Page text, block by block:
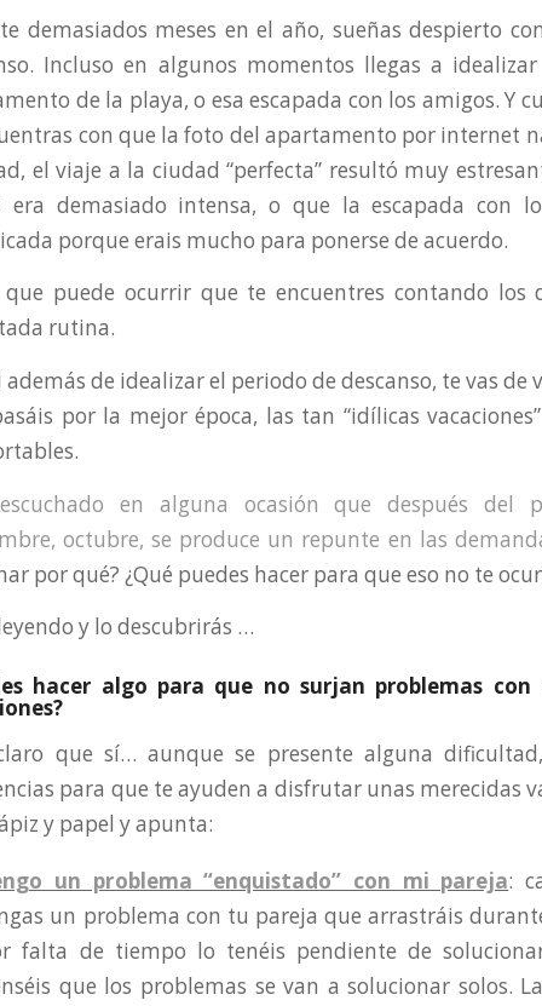
demasiados meses en el año, sueñas despierto
Incluso en algunos momentos llegas a
de la playa, o esa escapada con los amigos. Y
con que la foto del apartamento por internet
el viaje a la ciudad “perfecta” resultó muy
era demasiado intensa, o que la escapada con
porque erais mucho para ponerse de acuerdo.
que puede ocurrir que te encuentres contando
rutina.
además de idealizar el periodo de descanso, te vas de
por la mejor época, las tan “idílicas
en alguna ocasión que después del
octubre, se produce un repunte en las
por qué? ¿Qué puedes hacer para que eso no te
y lo descubrirás …
hacer algo para que no surjan problemas
que sí… aunque se presente alguna
para que te ayuden a disfrutar unas merecidas
y papel y apunta:
un problema “enquistado” con mi pareja:
un problema con tu pareja que arrastráis
falta de tiempo lo tenéis pendiente de
que los problemas se van a solucionar solos.